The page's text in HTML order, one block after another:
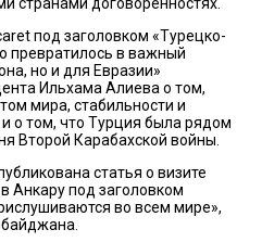
под заголовком «Турецко-
превратилось в важный
но и для Евразии»
Ильхама Алиева о том,
мира, стабильности и
о том, что Турция была рядом
Второй Карабахской войны.
статья о визите
Анкару под заголовком
во всем мире»,